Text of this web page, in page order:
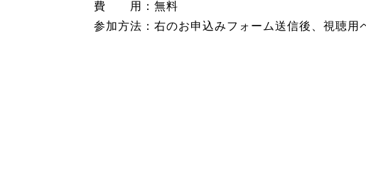
費 用：無料
参加方法：右のお申込みフォーム送信後、視聴用